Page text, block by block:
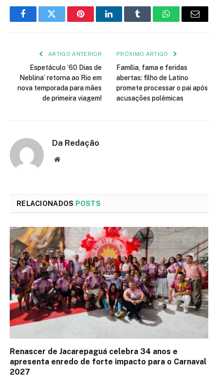
FacebookTwitter PinterestLinkedInTumblr WhatsApp
E-
ARTIGO ANTERIOR
Espetáculo ’60 Dias de
Neblina’ retorna ao Rio em
nova temporada para mães
de primeira viagem!
PRÓXIMO ARTIGO
Família, fama e feridas
abertas: filho de Latino
promete processar o pai após
acusações polêmicas
Da Redação
Site
RELACIONADOS POSTS
Renascer de Jacarepaguá celebra 34 anos e
apresenta enredo de forte impacto para o Carnaval
2027